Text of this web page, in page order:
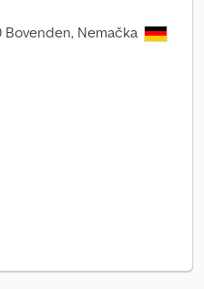
Bovenden, Nemačka